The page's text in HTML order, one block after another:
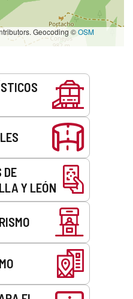
Geocoding ©OSM
DE
Y LEÓN